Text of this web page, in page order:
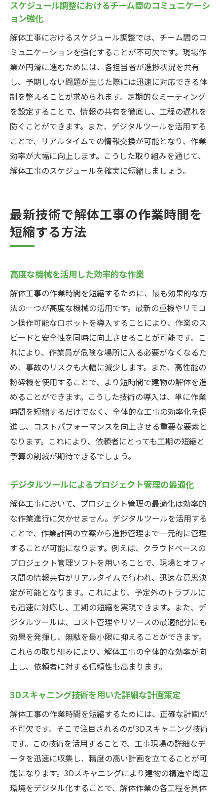
近隣住民との円滑なコミュニケーション
効果的なプロジェクト計画と実行の要素
持続可能な解体工事のための取り組み
プロジェクト終了後の評価とフィードバッ
ク
スケジュール調整におけるチーム間のコミュニケーシ
ョン強化
解体工事におけるスケジュール調整では、チーム間のコ
ミュニケーションを強化することが不可欠です。現場作
業が円滑に進むためには、各担当者が進捗状況を共有
し、予期しない問題が生じた際には迅速に対応できる体
制を整えることが求められます。定期的なミーティング
を設定することで、情報の共有を徹底し、工程の遅れを
防ぐことができます。また、デジタルツールを活用する
ことで、リアルタイムでの情報交換が可能となり、作業
効率が大幅に向上します。こうした取り組みを通じて、
解体工事のスケジュールを確実に短縮しましょう。
最新技術で解体工事の作業時間を
短縮する方法
高度な機械を活用した効率的な作業
解体工事の作業時間を短縮するために、最も効果的な方
法の一つが高度な機械の活用です。最新の重機やリモコ
ン操作可能なロボットを導入することにより、作業のス
ピードと安全性を同時に向上させることが可能です。こ
れにより、作業員が危険な場所に入る必要がなくなるた
め、事故のリスクも大幅に減少します。また、高性能の
粉砕機を使用することで、より短時間で建物の解体を進
めることができます。こうした技術の導入は、単に作業
時間を短縮するだけでなく、全体的な工事の効率化を促
進し、コストパフォーマンスを向上させる重要な要素と
なります。これにより、依頼者にとっても工期の短縮と
予算の削減が期待できるでしょう。
デジタルツールによるプロジェクト管理の最適化
解体工事において、プロジェクト管理の最適化は効率的
な作業進行に欠かせません。デジタルツールを活用する
ことで、作業計画の立案から進捗管理まで一元的に管理
することが可能になります。例えば、クラウドベースの
プロジェクト管理ソフトを用いることで、現場とオフィ
ス間の情報共有がリアルタイムで行われ、迅速な意思決
定が可能となります。これにより、予定外のトラブルに
も迅速に対応し、工期の短縮を実現できます。また、デ
ジタルツールは、コスト管理やリソースの最適配分にも
効果を発揮し、無駄を最小限に抑えることができます。
これらの取り組みにより、解体工事の全体的な効率が向
上し、依頼者に対する信頼性も高まります。
3Dスキャニング技術を用いた詳細な計画策定
解体工事の作業時間を短縮するためには、正確な計画が
不可欠です。そこで注目されるのが3Dスキャニング技術
です。この技術を活用することで、工事現場の詳細なデ
ータを迅速に収集し、精度の高い計画を立てることが可
能になります。3Dスキャニングにより建物の構造や周辺
環境をデジタル化することで、解体作業の各工程を具体